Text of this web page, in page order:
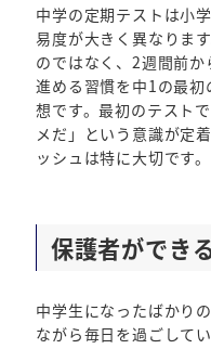
中学の定期テストは小
易度が大きく異なりま
のではなく、2週間前
進める習慣を中1の最
想です。最初のテスト
メだ」という意識が定
ッシュは特に大切です。
保護者ができ
中学生になったばかり
ながら毎日を過ごして